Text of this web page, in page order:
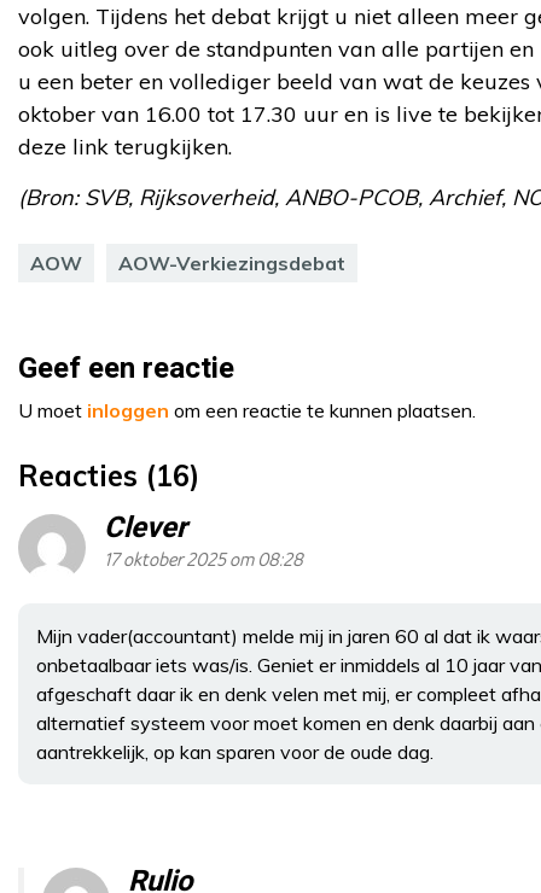
volgen. Tijdens het debat krijgt u niet alleen meer
ook uitleg over de standpunten van alle partijen
u een beter en vollediger beeld van wat de
oktober van 16.00 tot 17.30 uur en is live te
deze link terugkijken.
(Bron: SVB, Rijksoverheid, ANBO-PCOB, Archief,
AOW AOW-Verkiezingsdebat
Geef een reactie
U moet inloggen om een reactie te kunnen plaatsen.
Reacties (16)
Clever
17 oktober 2025 om 08:28
Mijn vader(accountant) melde mij in jaren 60 al dat ik
onbetaalbaar iets was/is. Geniet er inmiddels al 10 jaar
afgeschaft daar ik en denk velen met mij, er compleet
alternatief systeem voor moet komen en denk daarbij
aantrekkelijk, op kan sparen voor de oude dag.
Rulio